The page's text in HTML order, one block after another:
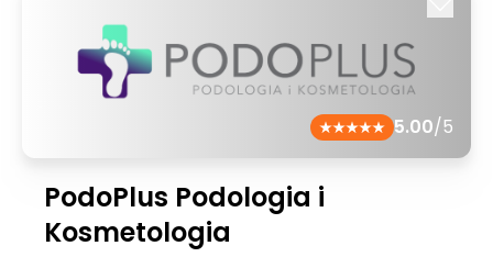
5.00/5
PodoPlus Podologia i
Kosmetologia